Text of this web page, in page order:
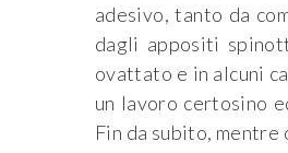
adesivo, tanto da
dagli appositi
ovattato e in alcuni
un lavoro certosino
Fin da subito,